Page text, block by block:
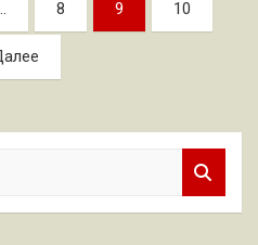
8 9 10